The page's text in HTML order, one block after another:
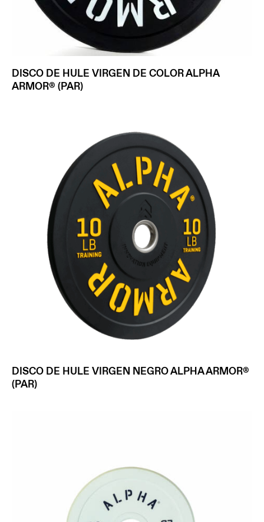
DISCO DE HULE VIRGEN DE COLOR ALPHA
ARMOR® (PAR)
DISCO DE HULE VIRGEN NEGRO ALPHA ARMOR®
(PAR)